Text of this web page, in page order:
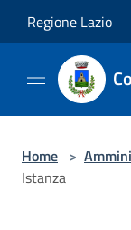
Regione Lazio
Home >
Istanza